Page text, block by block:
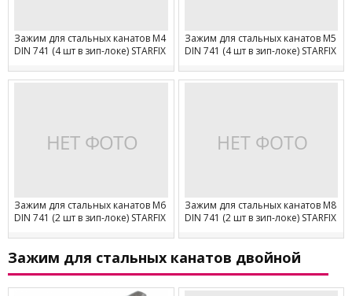
Зажим для стальных канатов М4
DIN 741 (4 шт в зип-локе) STARFIX
Зажим для стальных канатов М5
DIN 741 (4 шт в зип-локе) STARFIX
Зажим для стальных канатов М6
DIN 741 (2 шт в зип-локе) STARFIX
Зажим для стальных канатов М8
DIN 741 (2 шт в зип-локе) STARFIX
Зажим для стальных канатов двойной